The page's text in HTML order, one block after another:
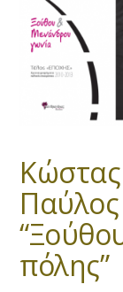
πόλης”